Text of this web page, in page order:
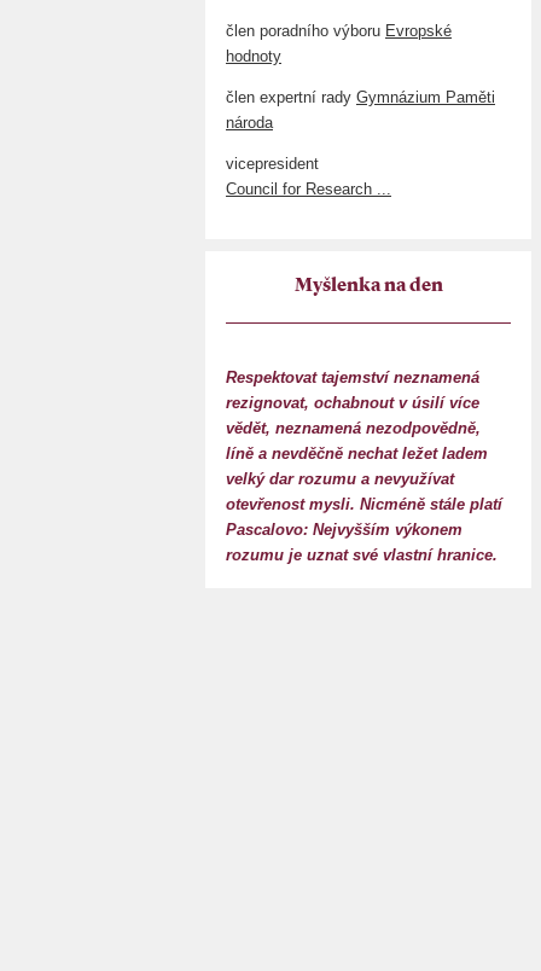
člen poradního výboru Evropské
hodnoty
člen expertní rady Gymnázium Paměti
národa
vicepresident
Council for Research ...
Myšlenka na den
Respektovat tajemství neznamená
rezignovat, ochabnout v úsilí více
vědět, neznamená nezodpovědně,
líně a nevděčně nechat ležet ladem
velký dar rozumu a nevyužívat
otevřenost mysli. Nicméně stále platí
Pascalovo: Nejvyšším výkonem
rozumu je uznat své vlastní hranice.